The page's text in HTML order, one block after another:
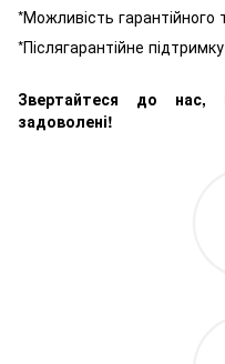
*Можливість гарантійного
*Післягарантійне
Звертайтеся до нас,
задоволені!